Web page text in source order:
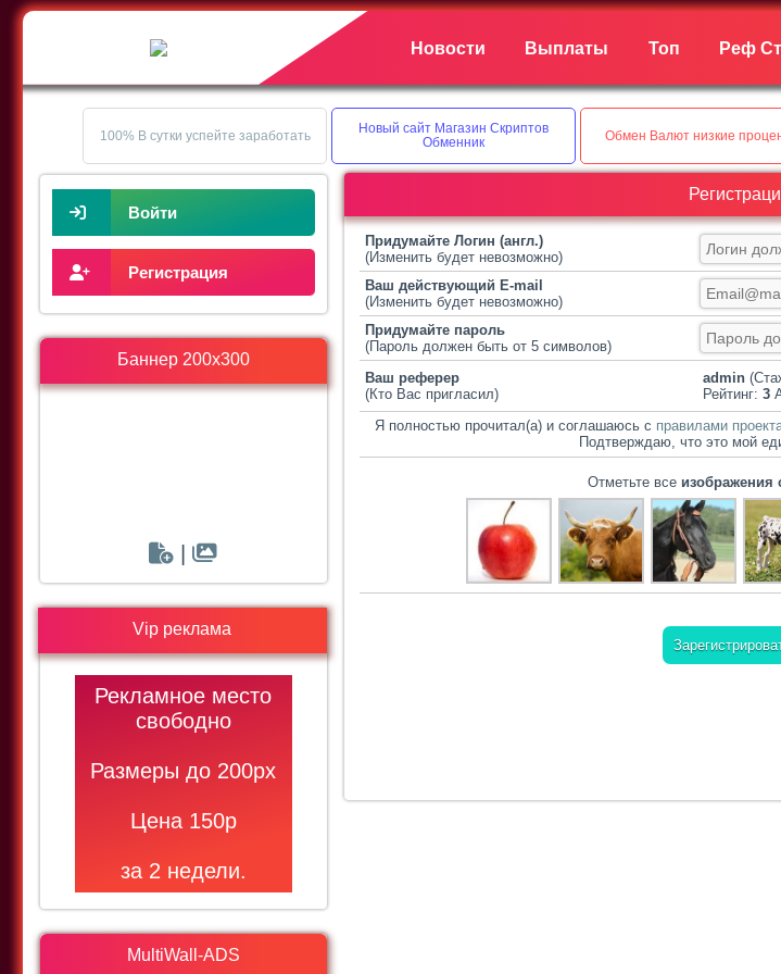
Новости Выплаты Топ Реф
100% В сутки успейте заработать
Новый сайт Магазин Скриптов
Обменник
Обмен Валют низкие
Войти
Регистрация
Баннер 200х300
Vip реклама
Рекламное место
свободно
Размеры до 200рх
Цена 150р
за 2 недели.
MultiWall-ADS
Придумайте Логин (англ.)
(Изменить будет невозможно)
Ваш действующий E-mail
(Изменить будет невозможно)
Придумайте пароль
(Пароль должен быть от 5 символов)
Ваш реферер
(Кто Вас пригласил)
admin
Рейтинг: 3
Я полностью прочитал(а) и соглашаюсь с правилами
Подтверждаю, что это мой
Отметьте все изображения